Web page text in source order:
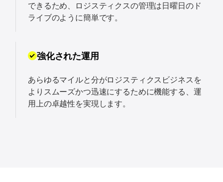
できるため、ロジスティクスの管理は日曜日のド
ライブのように簡単です。
強化された運用
あらゆるマイルと分がロジスティクスビジネスを
よりスムーズかつ迅速にするために機能する、運
用上の卓越性を実現します。